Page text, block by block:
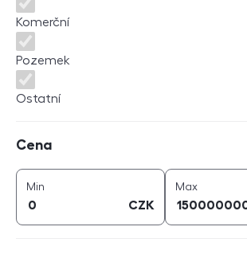
Komerční
Pozemek
Ostatní
Cena
Min
CZK
Maxcena (